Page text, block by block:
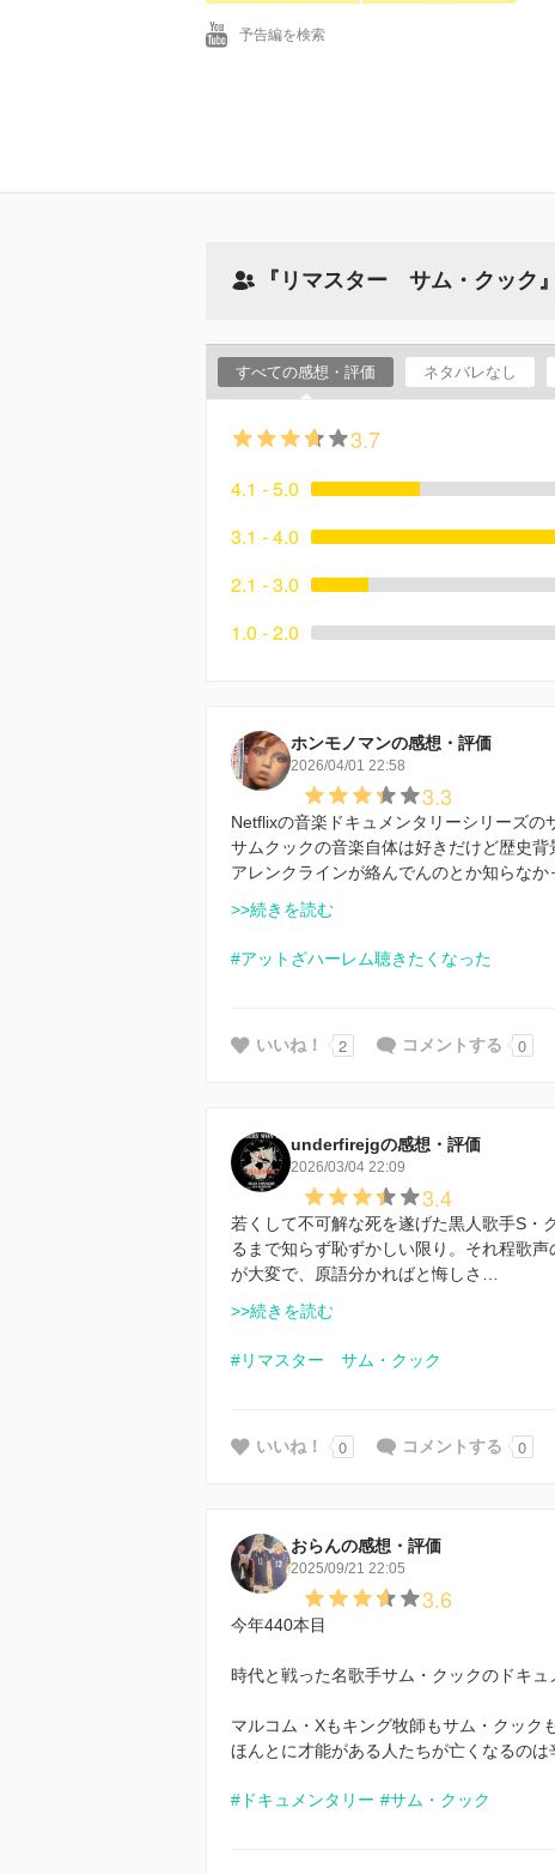
予告編を検索
『リマスター サム・クック
すべての感想・評価 ネタバレなし
3.7
4.1 - 5.0
3.1 - 4.0
2.1 - 3.0
1.0 - 2.0
ホンモノマンの感想・評価
2026/04/01 22:58
3.3
Netflixの音楽ドキュメンタリーシリーズの
サムクックの音楽自体は好きだけど歴史
アレンクラインが絡んでんのとか知らなか
>>続きを読む
#アットざハーレム聴きたくなった
いいね！ 2 コメントする 0
underfirejgの感想・評価
2026/03/04 22:09
3.4
若くして不可解な死を遂げた黒人歌手S・
るまで知らず恥ずかしい限り。それ程歌
が大変で、原語分かればと悔しさ…
>>続きを読む
#リマスター サム・クック
いいね！ 0 コメントする 0
おらんの感想・評価
2025/09/21 22:05
3.6
今年440本目
時代と戦った名歌手サム・クックのドキュ
マルコム・Xもキング牧師もサム・クック
ほんとに才能がある人たちが亡くなるのは
#ドキュメンタリー #サム・クック